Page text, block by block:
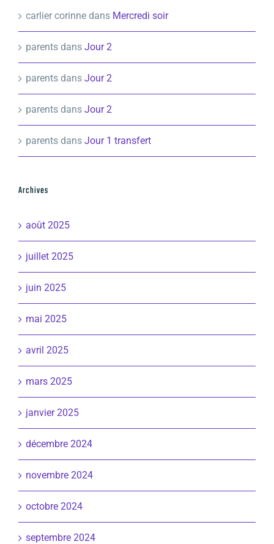
carlier corinne dans Mercredi soir
parents dans Jour 2
parents dans Jour 2
parents dans Jour 2
parents dans Jour 1 transfert
Archives
août 2025
juillet 2025
juin 2025
mai 2025
avril 2025
mars 2025
janvier 2025
décembre 2024
novembre 2024
octobre 2024
septembre 2024